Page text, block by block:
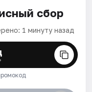
сбор
1 минуту назад